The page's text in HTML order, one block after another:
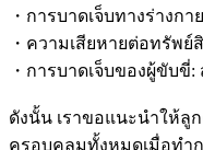
・การบาดเจ็บทางร่างกา
・ความเสียหายต่อทรัพย์
・การบาดเจ็บของผู้ขับขี่:
ดังนั้น เราขอแนะนำให้ลู
ครอบคลุมทั้งหมดเมื่อทำ